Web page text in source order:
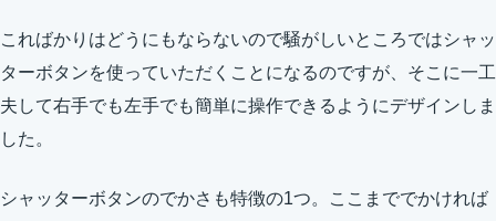
こればかりはどうにもならないので騒がしいところではシャッ
ターボタンを使っていただくことになるのですが、そこに一工
夫して右手でも左手でも簡単に操作できるようにデザインしま
した。
シャッターボタンのでかさも特徴の1つ。ここまででかければ